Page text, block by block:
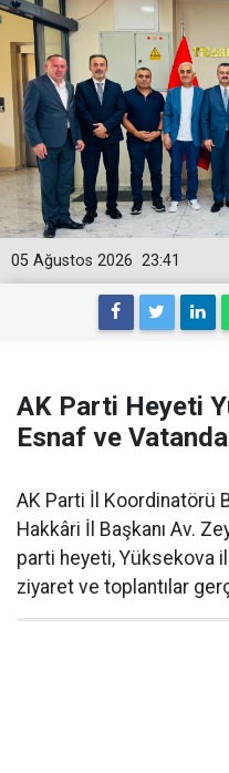
23:41
05 Ağustos 2026
AK Parti Heyeti
Esnaf ve
AK Parti İl Koordinatörü
Hakkâri İl Başkanı Av.
parti heyeti, Yüksekova
ziyaret ve toplantılar